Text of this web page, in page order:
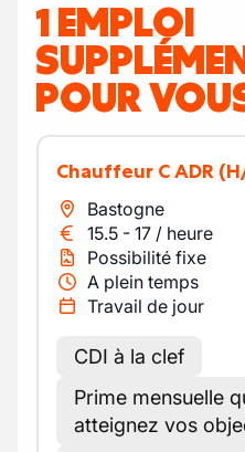
1 EMPLOI
POUR
Chauffeur C ADR
Bastogne
15.5 - 17 / heure
Possibilité fixe
A plein temps
Travail de jour
CDI à la clef
Prime mensuelle
atteignez vos